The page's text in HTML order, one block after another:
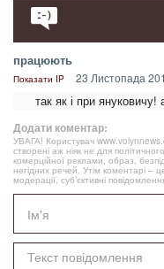
працюють
Показати IP 23 Листопада
так як і при
Додати коментар:
УВАГА! Користувач
створені аж ніяк не для
комерційної реклами, образ,
негідних речей. Утім коментарі –
модерації, суб’єктивні